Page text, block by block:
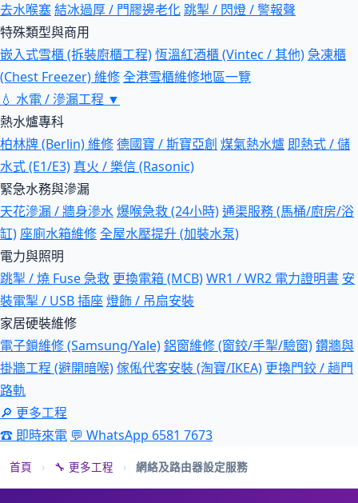
去水喉塞結冰過厚 / 門膠邊老化跳掣 / 閃燈 / 警報聲
特殊類型與商用
嵌入式雪櫃 (拆裝廚櫃工程)恆溫紅酒櫃 (Vintec / 其他)急凍櫃
(Chest Freezer) 維修全港雪櫃維修地區一覽
💧 水電 / 滲漏工程 ▼
熱水爐專科
柏林牌 (Berlin) 維修德國寶 / 斯寶亞創 煤氣熱水爐 即熱式 / 儲
水式 (E1/E3) 真火 / 樂信 (Rasonic)
緊急水務與滲漏
天花滲漏 / 牆身滲水爆喉急救 (24小時)通渠服務 (馬桶/廚房/浴
缸) 座廁水箱維修全屋水壓提升 (加裝水泵)
電力與照明
跳掣 / 燒 Fuse 急救 更換電箱 (MCB)WR1 / WR2 電力證明書 安
裝電掣 / USB 插座燈飾 / 吊扇安裝
家居硬裝維修
電子鎖維修 (Samsung/Yale)鋁窗維修 (窗鉸/手掣/驗窗)鑽牆與
掛牆工程 (避開暗喉)傢俬代客安裝 (淘寶/IKEA) 更換門鉸 / 趟門
路軌
🔎 更多工程
☎ 即時來電 💬 WhatsApp 6581 7673
首頁 › 🔧 更多工程 › 網絡及路由器設定服務